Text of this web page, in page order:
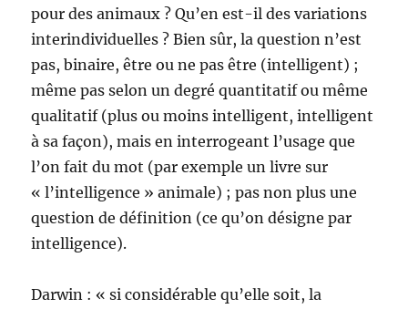
pour des animaux ? Qu’en est-il des variations
interindividuelles ? Bien sûr, la question n’est
pas, binaire, être ou ne pas être (intelligent) ;
même pas selon un degré quantitatif ou même
qualitatif (plus ou moins intelligent, intelligent
à sa façon), mais en interrogeant l’usage que
l’on fait du mot (par exemple un livre sur
« l’intelligence » animale) ; pas non plus une
question de définition (ce qu’on désigne par
intelligence).
Darwin : « si considérable qu’elle soit, la